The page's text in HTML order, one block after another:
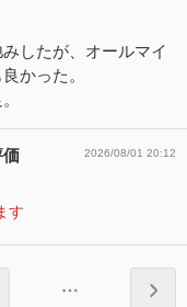
したが、オールマイ
かった。
価 2026/08/01 20:12
す